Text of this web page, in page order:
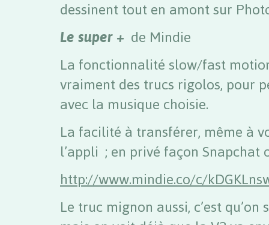
dessinent tout en amont sur
Le super + de Mindie
La fonctionnalité slow/fast
vraiment des trucs rigolos, pour
avec la musique choisie.
La facilité à transférer, même à
l’appli ; en privé façon
http://www.mindie.co/c/
Le truc mignon aussi, c’est